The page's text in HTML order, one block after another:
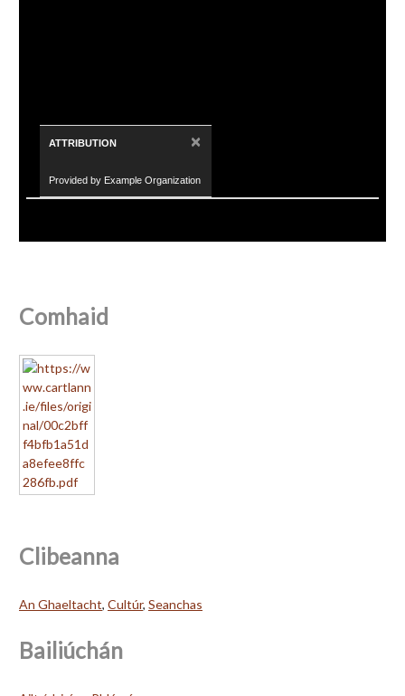
ATTRIBUTION ×
Provided by Example Organization
Comhaid
Clibeanna
An Ghaeltacht, Cultúr, Seanchas
Bailiúchán